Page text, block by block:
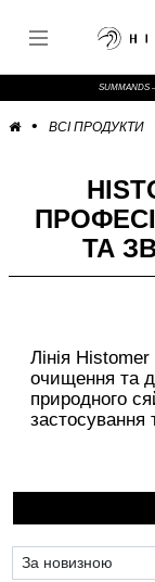
ВСІ ПРОДУКТИ
ТА
Лінія
очищення та
природного
застосування